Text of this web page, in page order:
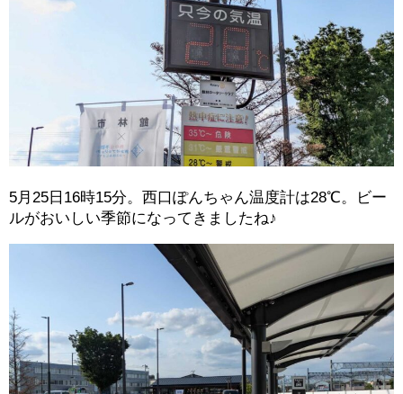
5月25日16時15分。西口ぽんちゃん温度計は28℃。ビー
ルがおいしい季節になってきましたね♪